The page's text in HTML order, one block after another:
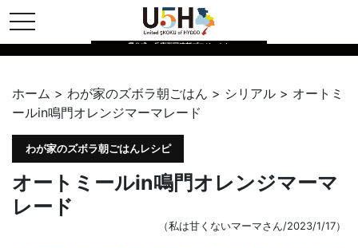
toggle navigation
県公式・兵庫五国連邦プロジェクト
ホーム > わが家のズボラ朝ごはん > シリアル > オートミ
ールin鳴門オレンジマーマレード
わが家のズボラ朝ごはんレシピ
オートミールin鳴門オレンジマーマ
レード
（私は甘くないマーマさん/2023/1/17）